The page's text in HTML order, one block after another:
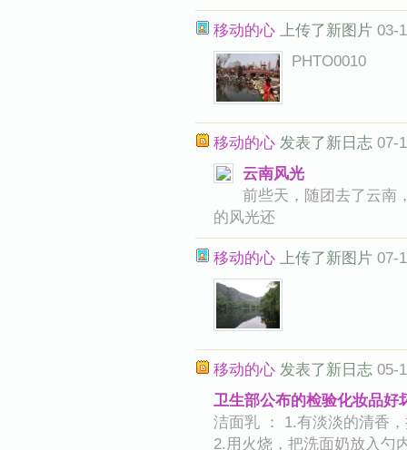
移动的心 上传了新图片 03-
PHTO0010
移动的心 发表了新日志 07-
云南风光
前些天，随团去了云南
的风光还
移动的心 上传了新图片 07-
移动的心 发表了新日志 05-
卫生部公布的检验化妆品好
洁面乳 ： 1.有淡淡的清香
2.用火烧，把洗面奶放入勺